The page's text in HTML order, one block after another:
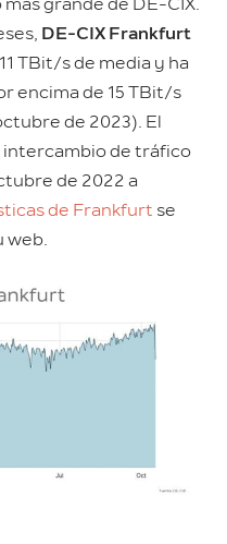
grande de DE-CIX.
DE-CIX Frankfurt
TBit/s de media y ha
encima de 15 TBit/s
de 2023). El
de tráfico
de 2022 a
de Frankfurt se
web.